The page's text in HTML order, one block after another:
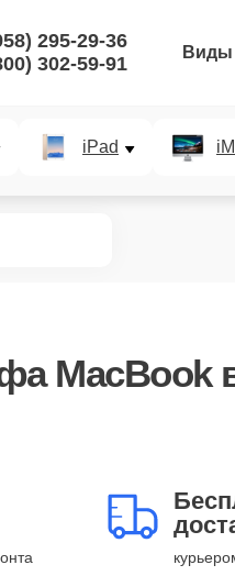
295-29-36
302-59-91
Виды
iPad
MacBook